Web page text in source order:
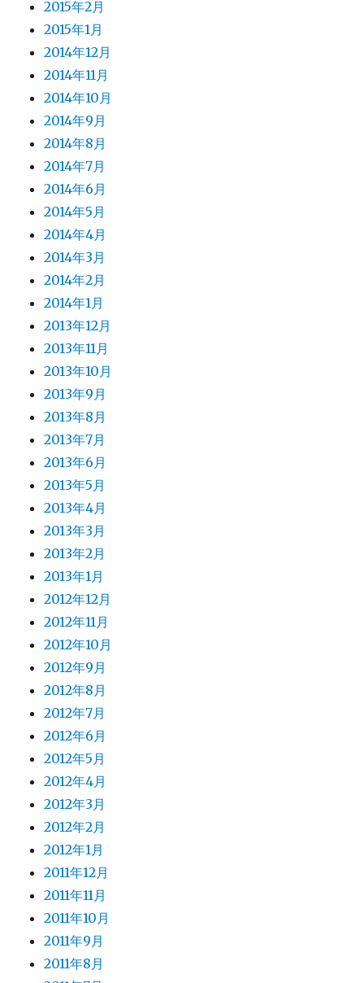
2015年2月
2015年1月
2014年12月
2014年11月
2014年10月
2014年9月
2014年8月
2014年7月
2014年6月
2014年5月
2014年4月
2014年3月
2014年2月
2014年1月
2013年12月
2013年11月
2013年10月
2013年9月
2013年8月
2013年7月
2013年6月
2013年5月
2013年4月
2013年3月
2013年2月
2013年1月
2012年12月
2012年11月
2012年10月
2012年9月
2012年8月
2012年7月
2012年6月
2012年5月
2012年4月
2012年3月
2012年2月
2012年1月
2011年12月
2011年11月
2011年10月
2011年9月
2011年8月